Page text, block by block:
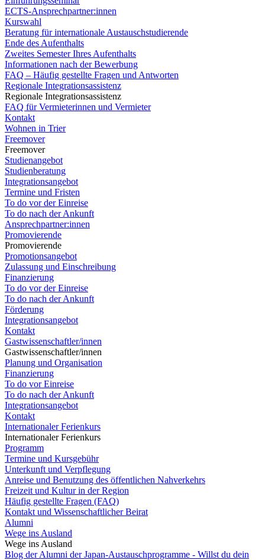
ECTS-Ansprechpartner:innen
Kurswahl
Beratung für internationale Austauschstudierende
Ende des Aufenthalts
Zweites Semester Ihres Aufenthalts
Informationen nach der Bewerbung
FAQ – Häufig gestellte Fragen und Antworten
Regionale Integrationsassistenz
Regionale Integrationsassistenz
FAQ für Vermieterinnen und Vermieter
Kontakt
Wohnen in Trier
Freemover
Freemover
Studienangebot
Studienberatung
Integrationsangebot
Termine und Fristen
To do vor der Einreise
To do nach der Ankunft
Ansprechpartner:innen
Promovierende
Promovierende
Promotionsangebot
Zulassung und Einschreibung
Finanzierung
To do vor der Einreise
To do nach der Ankunft
Förderung
Integrationsangebot
Kontakt
Gastwissenschaftler/innen
Gastwissenschaftler/innen
Planung und Organisation
Finanzierung
To do vor Einreise
To do nach der Ankunft
Integrationsangebot
Kontakt
Internationaler Ferienkurs
Internationaler Ferienkurs
Programm
Termine und Kursgebühr
Unterkunft und Verpflegung
Anreise und Benutzung des öffentlichen Nahverkehrs
Freizeit und Kultur in der Region
Häufig gestellte Fragen (FAQ)
Kontakt und Wissenschaftlicher Beirat
Alumni
Wege ins Ausland
Wege ins Ausland
Blog der Alumni der Japan-Austauschprogramme - Willst du dein